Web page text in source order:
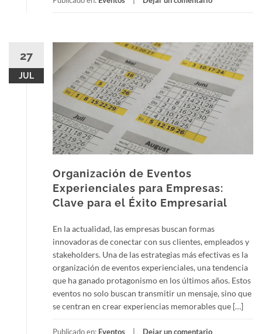
27
JUL
Organización de Eventos
Experienciales para Empresas:
Clave para el Éxito Empresarial
En la actualidad, las empresas buscan formas
innovadoras de conectar con sus clientes, empleados y
stakeholders. Una de las estrategias más efectivas es la
organización de eventos experienciales, una tendencia
que ha ganado protagonismo en los últimos años. Estos
eventos no solo buscan transmitir un mensaje, sino que
se centran en crear experiencias memorables que […]
Publicado en: Eventos Dejar un comentario